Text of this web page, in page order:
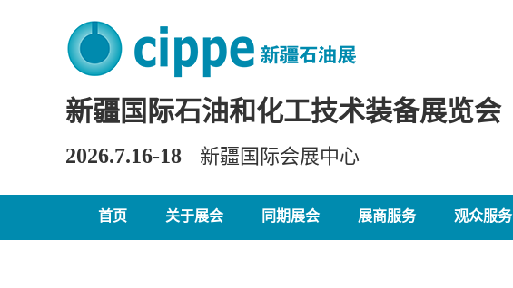
新疆国际石油和化工技术装备展览会
2026.7.16-18 新疆国际会展中心
首页 关于展会 同期展会 展商服务 观众服务